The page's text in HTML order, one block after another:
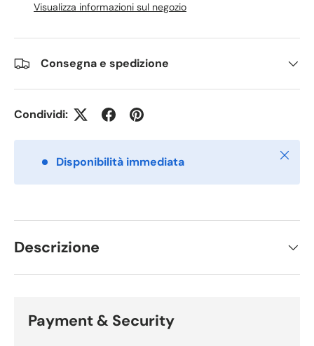
Visualizza informazioni sul negozio
Consegna e spedizione
Condividi:
Disponibilità immediata Chiudi
Descrizione
Payment & Security